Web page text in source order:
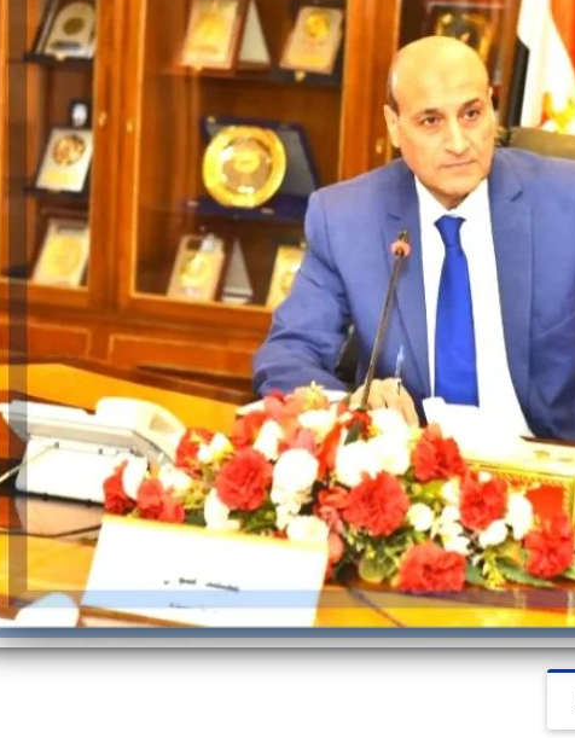
الدواء المصرية يشن حملة رقابية مكبرة
لضبط المنشآت الطبية المخالفة.....
والحنجرة ينجح في استئصال ورم خبيث
من...